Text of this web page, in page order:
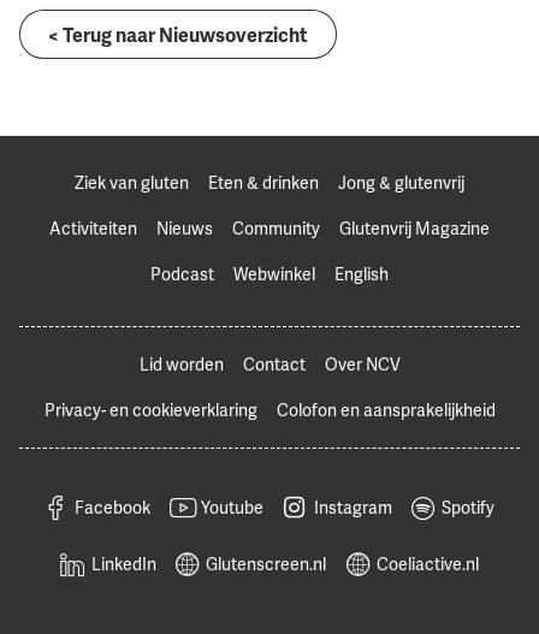
< Terug naar Nieuwsoverzicht
Ziek van gluten Eten & drinken
Jong & glutenvrij
Activiteiten
Nieuws Community
Glutenvrij Magazine
Podcast
Webwinkel English
Lid worden Contact
Over NCV
Privacy- en cookieverklaring
Colofon en aansprakelijkheid
Facebook Youtube Instagram Spotify
LinkedIn Glutenscreen.nl Coeliactive.nl